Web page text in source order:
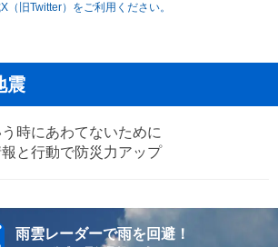
（旧Twitter）をご利用ください。
震
時にあわてないために
と行動で防災力アップ
雨雲レーダーで雨を回避！